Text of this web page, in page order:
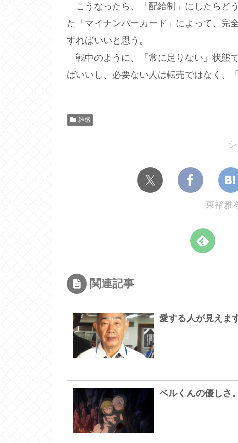
こうなったら、「配給制」にしたらど
た「マイナンバーカード」によって、完
すればいいと思う。
戦中のように、「常に足りない」状態
ばいいし、必要ない人は転売ではなく、
雑感
東裕雅
関連記事
愛する人が見えま
ベルくんの優しさ。